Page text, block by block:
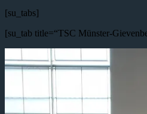
[su_tabs]
[su_tab title=“TSC Münster-